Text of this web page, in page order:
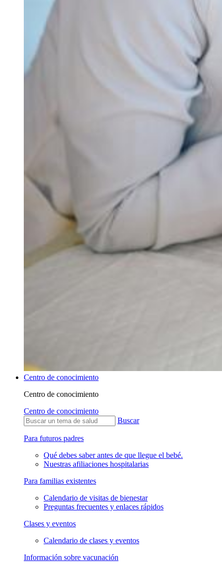
Centro de conocimiento
Centro de conocimiento
Centro de conocimiento
Buscar
Para futuros padres
Qué debes saber antes de que llegue el bebé.
Nuestras afiliaciones hospitalarias
Para familias existentes
Calendario de visitas de bienestar
Preguntas frecuentes y enlaces rápidos
Clases y eventos
Calendario de clases y eventos
Información sobre vacunación